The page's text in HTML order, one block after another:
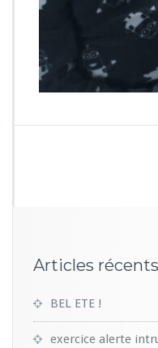
Articles récents
BEL ETE !
exercice alerte